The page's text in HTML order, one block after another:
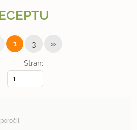
Stran:
1 3 »